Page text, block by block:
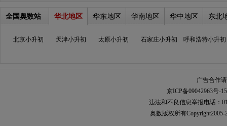
全国奥数站 华北地区 华东地区 华南地区 华中地区 东北
北京小升初 天津小升初 太原小升初 石家庄小升初 呼和浩特小升初
广告合作
京ICP备09042963号-15
违法和不良信息举报电话：
奥数 版权所有Copyright2005-